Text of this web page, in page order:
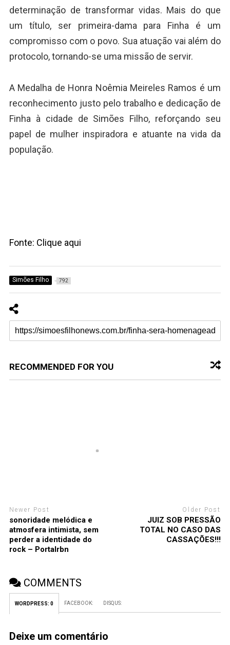
determinação de transformar vidas. Mais do que
um título, ser primeira-dama para Finha é um
compromisso com o povo. Sua atuação vai além do
protocolo, tornando-se uma missão de servir.
A Medalha de Honra Noêmia Meireles Ramos é um
reconhecimento justo pelo trabalho e dedicação de
Finha à cidade de Simões Filho, reforçando seu
papel de mulher inspiradora e atuante na vida da
população.
Fonte: Clique aqui
Simões Filho 792
RECOMMENDED FOR YOU
Newer Post
sonoridade melódica e
atmosfera intimista, sem
perder a identidade do
rock – Portalrbn
Older Post
JUIZ SOB PRESSÃO
TOTAL NO CASO DAS
CASSAÇÕES!!!
COMMENTS
WORDPRESS: 0 FACEBOOK: DISQUS:
Deixe um comentário